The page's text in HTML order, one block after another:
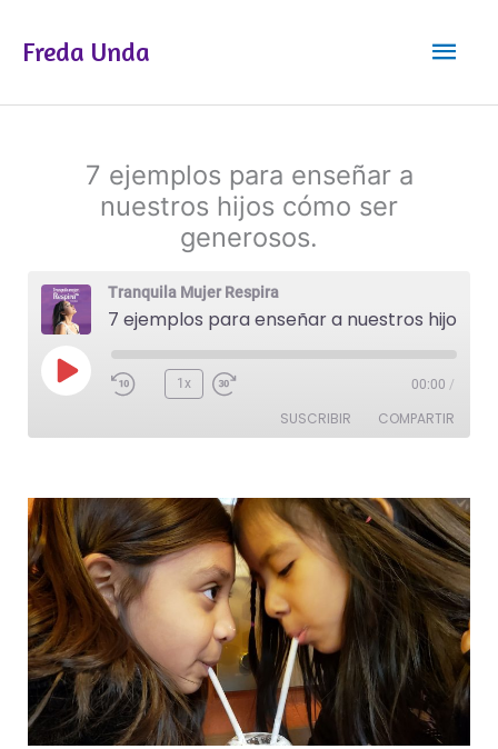
Freda Unda
7 ejemplos para enseñar a
nuestros hijos cómo ser
generosos.
Tranquila Mujer Respira
Reproducir
episodio
1x 00:00 /
SUSCRIBIR COMPARTIR
FEED RSS
TIR
ENLACE
INCRUST
AR